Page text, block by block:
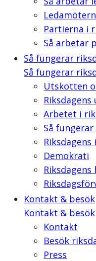
Partierna i
Så arbetar
Så fungerar
Så fungerar
Utskotten
Arbetet i
Så fungerar
Demokrati
Kontakt & besök
Kontakt & besök
Kontakt
Besök
Press